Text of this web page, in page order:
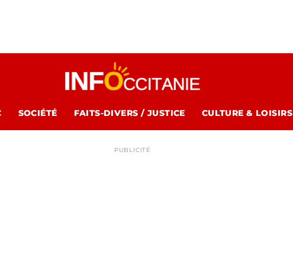
SOCIÉTÉ FAITS-DIVERS / JUSTICE CULTURE & LOISIRS
PUBLICITÉ